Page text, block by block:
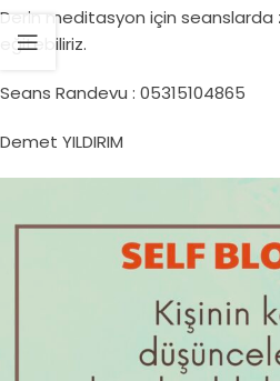
Derin meditasyon için seanslarda
eğitebiliriz.
Seans Randevu : 05315104865
Demet YILDIRIM